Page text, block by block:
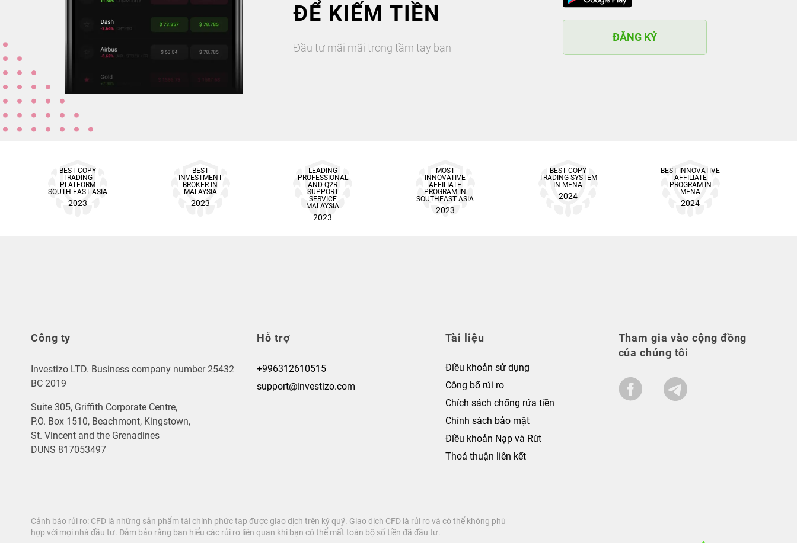
ĐỂ KIẾM TIỀN
Đầu tư mãi mãi trong tầm tay bạn
ĐĂNG KÝ
BEST COPY
TRADING
PLATFORM
SOUTH EAST ASIA
2023
BEST
INVESTMENT
BROKER IN
MALAYSIA
2023
LEADING
PROFESSIONAL
AND Q2R
SUPPORT
SERVICE
MALAYSIA
2023
MOST
INNOVATIVE
AFFILIATE
PROGRAM IN
SOUTHEAST ASIA
2023
BEST COPY
TRADING SYSTEM
IN MENA
2024
BEST INNOVATIVE
AFFILIATE
PROGRAM IN
MENA
2024
Công ty
Investizo LTD. Business company number 25432
BC 2019
Suite 305, Griffith Corporate Centre,
P.O. Box 1510, Beachmont, Kingstown,
St. Vincent and the Grenadines
DUNS 817053497
Hỗ trợ
+996312610515
support@investizo.com
Tài liệu
Điều khoản sử dụng
Công bố rủi ro
Chích sách chống rửa tiền
Chính sách bảo mật
Điều khoản Nạp và Rút
Thoả thuận liên kết
Tham gia vào cộng đồng
của chúng tôi
Cảnh báo rủi ro: CFD là những sản phẩm tài chính phức tạp được giao dịch trên ký quỹ. Giao dịch CFD là rủi ro và có thể không phù
hợp với mọi nhà đầu tư. Đảm bảo rằng bạn hiểu các rủi ro liên quan khi bạn có thể mất toàn bộ số tiền đã đầu tư.